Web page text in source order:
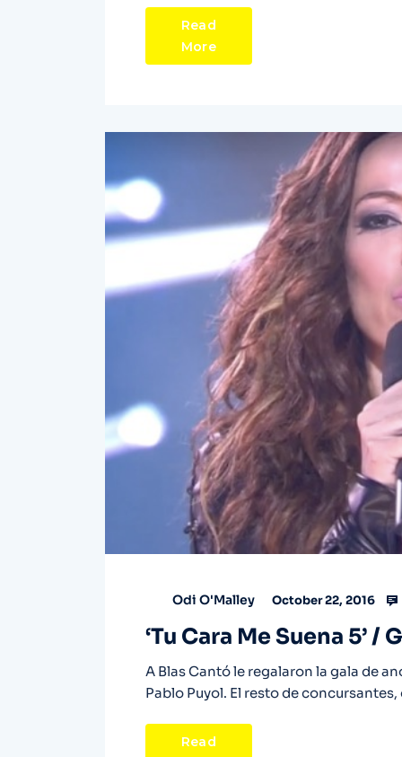
Read
More
Odi O'Malley October 22, 2016
‘Tu Cara Me Suena 5’ /
A Blas Cantó le regalaron la gala de
Pablo Puyol. El resto de
Read